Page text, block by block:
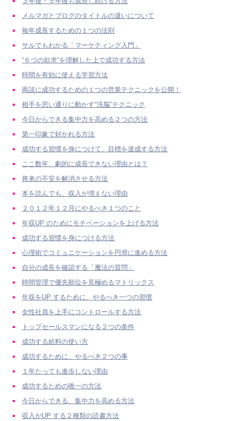
メルマガとブログのタイトルの違いについて
毎年成長するための１つの法則
サルでもわかる「マーケティング入門」
“６つの欲求”を理解した上で成功する方法
時間を有効に使える学習方法
商談に成功するための１つの営業テクニックを公開！
相手を思い通りに動かす“洗脳”テクニック
今日からできる集中力を高める２つの方法
第一印象で好かれる方法
成功する習慣を身につけて、目標を達成する方法
ここ数年、劇的に成長できない理由とは？
将来の不安を解消させる方法
本を読んでも、収入が増えない理由
２０１２年１２月にやるべき１つのこと
年収UP のためにモチベーションを上げる方法
成功する習慣を身につける方法
心理術でコミュニケーションを円滑に進める方法
自分の成長を確認する「魔法の質問」
時間管理で優先順位を見極めるマトリックス
年収をUP するために、やるべき一つの習慣
女性社員を上手にコントロールする方法
トップセールスマンになる２つの条件
成功する給料の使い方
成功するために、やるべき２つの事
１年たっても進歩しない理由
成功するための唯一の方法
今日からできる、集中力を高める方法
収入がUP する２種類の読書方法